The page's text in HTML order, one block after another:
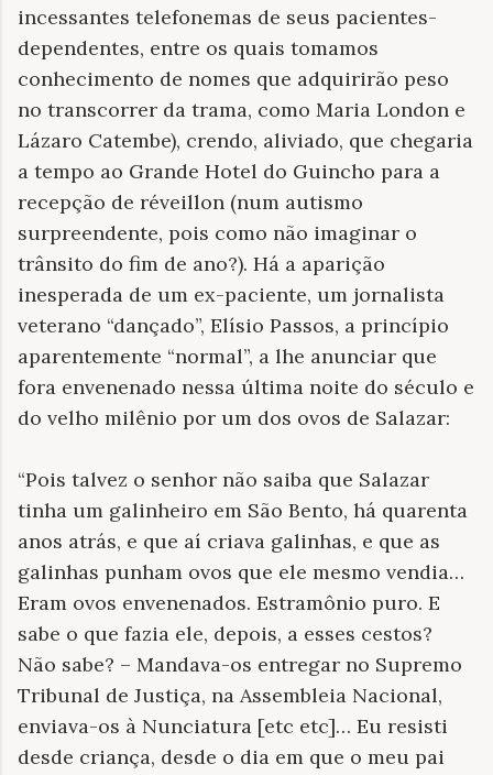
incessantes telefonemas de seus pacientes-
dependentes, entre os quais tomamos
conhecimento de nomes que adquirirão peso
no transcorrer da trama, como Maria London e
Lázaro Catembe), crendo, aliviado, que chegaria
a tempo ao Grande Hotel do Guincho para a
recepção de réveillon (num autismo
surpreendente, pois como não imaginar o
trânsito do fim de ano?). Há a aparição
inesperada de um ex-paciente, um jornalista
veterano “dançado”, Elísio Passos, a princípio
aparentemente “normal”, a lhe anunciar que
fora envenenado nessa última noite do século e
do velho milênio por um dos ovos de Salazar:
“Pois talvez o senhor não saiba que Salazar
tinha um galinheiro em São Bento, há quarenta
anos atrás, e que aí criava galinhas, e que as
galinhas punham ovos que ele mesmo vendia…
Eram ovos envenenados. Estramônio puro. E
sabe o que fazia ele, depois, a esses cestos?
Não sabe? – Mandava-os entregar no Supremo
Tribunal de Justiça, na Assembleia Nacional,
enviava-os à Nunciatura [etc etc]… Eu resisti
desde criança, desde o dia em que o meu pai